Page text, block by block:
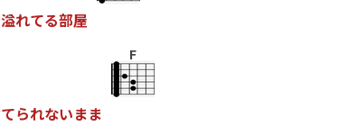
溢れてる部屋
てられないまま
F